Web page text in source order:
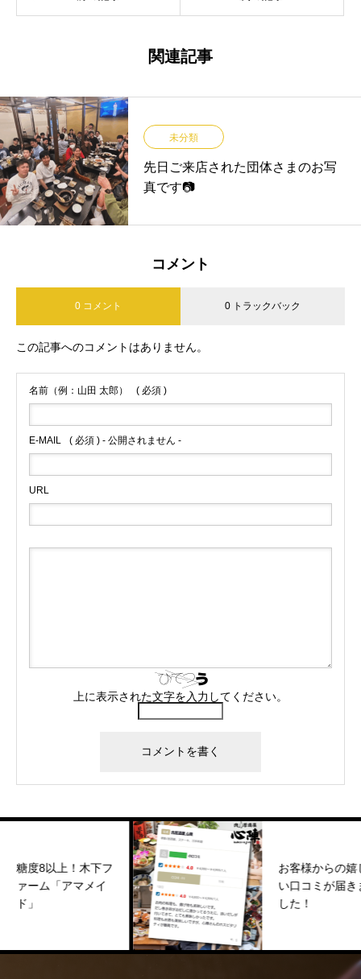
関連記事
未分類
先日ご来店された団体さまのお写
真です📷
コメント
0 コメント 0 トラックバック
この記事へのコメントはありません。
名前（例：山田 太郎） ( 必須 )
E-MAIL ( 必須 ) - 公開されません -
URL
上に表示された文字を入力してください。
度8以上！木下フ
ーム「アマメイ
お客様からの嬉し
い口コミが届きま
した！